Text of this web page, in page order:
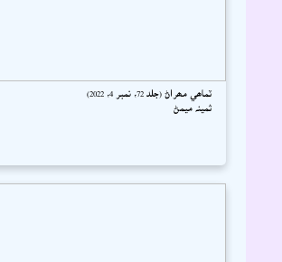
ٽماھي مھراڻ (جلد 72، نمبر 4، 2022)
ثمينہ ميمڻ